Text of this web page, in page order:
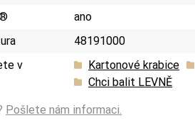
ano
48191000
v
Kartonové krabice
Chci balit LEVNĚ
Pošlete nám informaci.